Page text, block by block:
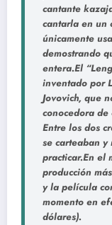
cantante
cantarla en un
únicamente
demostrando
entera.El
inventado por
Jovovich, que
conocedora
Entre los dos
se carteaban y
practicar.En el
producción
y la película
momento en
dólares).